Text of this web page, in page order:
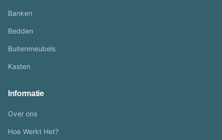
Banken
Bedden
Buitenmeubels
Kasten
Informatie
Over ons
Hoe Werkt Het?